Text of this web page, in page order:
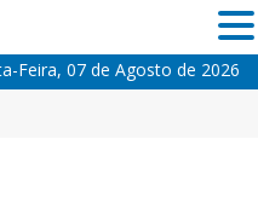
Feira, 07 de Agosto de 2026